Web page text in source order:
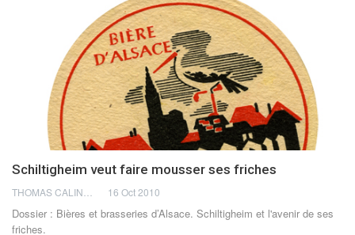
Schiltigheim veut faire mousser ses friches
16 Oct 2010
Dossier : Bières et brasseries d’Alsace. Schiltigheim et l'avenir de ses
friches.